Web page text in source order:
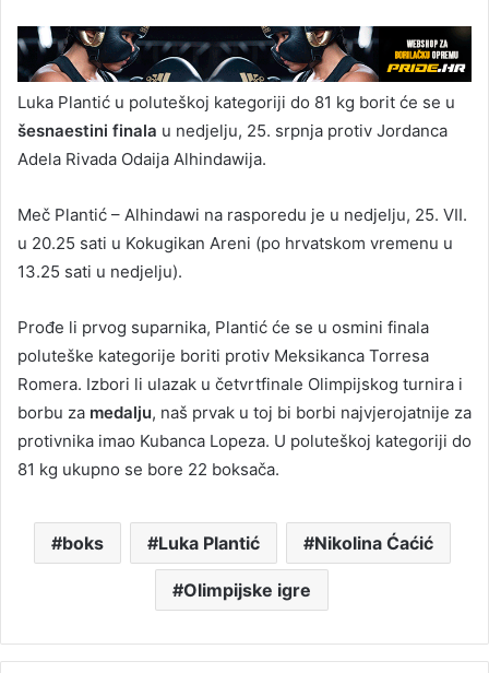
Luka Plantić u poluteškoj kategoriji do 81 kg borit će se u
šesnaestini finala u nedjelju, 25. srpnja protiv Jordanca
Adela Rivada Odaija Alhindawija.
Meč Plantić – Alhindawi na rasporedu je u nedjelju, 25. VII.
u 20.25 sati u Kokugikan Areni (po hrvatskom vremenu u
13.25 sati u nedjelju).
Prođe li prvog suparnika, Plantić će se u osmini finala
poluteške kategorije boriti protiv Meksikanca Torresa
Romera. Izbori li ulazak u četvrtfinale Olimpijskog turnira i
borbu za medalju, naš prvak u toj bi borbi najvjerojatnije za
protivnika imao Kubanca Lopeza. U poluteškoj kategoriji do
81 kg ukupno se bore 22 boksača.
boks Luka Plantić Nikolina Ćaćić
Olimpijske igre